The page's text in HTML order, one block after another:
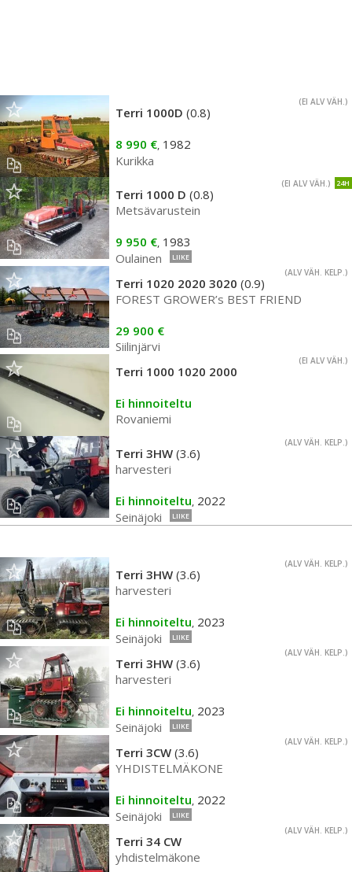
(EI ALV VÄH.)
Terri 1000D (0.8)
8 990 €, 1982
Kurikka
24H
(EI ALV VÄH.)
Terri 1000 D (0.8)
Metsävarustein
9 950 €, 1983
Oulainen
LIIKE
(ALV VÄH. KELP.)
Terri 1020 2020 3020 (0.9)
FOREST GROWER’s BEST FRIEND
29 900 €
Siilinjärvi
(EI ALV VÄH.)
Terri 1000 1020 2000
Ei hinnoiteltu
Rovaniemi
(ALV VÄH. KELP.)
Terri 3HW (3.6)
harvesteri
Ei hinnoiteltu, 2022
Seinäjoki
LIIKE
(ALV VÄH. KELP.)
Terri 3HW (3.6)
harvesteri
Ei hinnoiteltu, 2023
Seinäjoki
LIIKE
(ALV VÄH. KELP.)
Terri 3HW (3.6)
harvesteri
Ei hinnoiteltu, 2023
Seinäjoki
LIIKE
(ALV VÄH. KELP.)
Terri 3CW (3.6)
YHDISTELMÄKONE
Ei hinnoiteltu, 2022
Seinäjoki
LIIKE
(ALV VÄH. KELP.)
Terri 34 CW
yhdistelmäkone